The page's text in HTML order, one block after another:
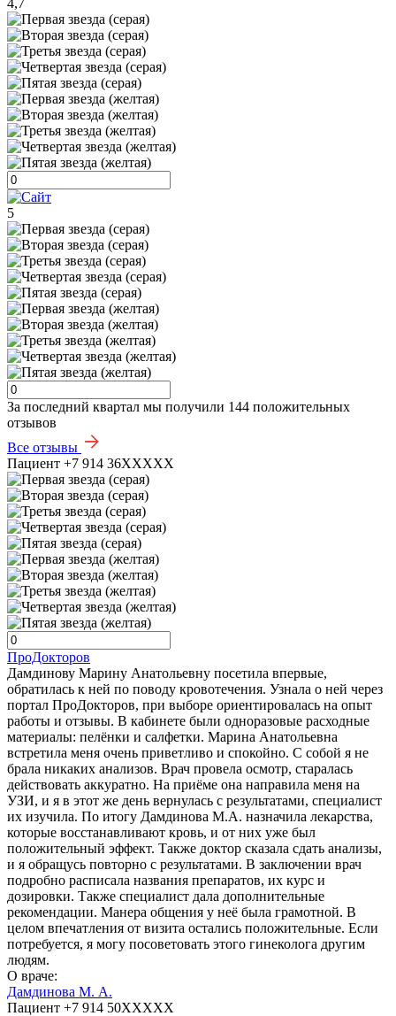
5
За последний квартал мы получили 144 положительных
отзывов
Все отзывы
Пациент +7 914 36XXXXX
ПроДокторов
Дамдинову Марину Анатольевну посетила впервые,
обратилась к ней по поводу кровотечения. Узнала о ней через
портал ПроДокторов, при выборе ориентировалась на опыт
работы и отзывы. В кабинете были одноразовые расходные
материалы: пелёнки и салфетки. Марина Анатольевна
встретила меня очень приветливо и спокойно. С собой я не
брала никаких анализов. Врач провела осмотр, старалась
действовать аккуратно. На приёме она направила меня на
УЗИ, и я в этот же день вернулась с результатами, специалист
их изучила. По итогу Дамдинова М.А. назначила лекарства,
которые восстанавливают кровь, и от них уже был
положительный эффект. Также доктор сказала сдать анализы,
и я обращусь повторно с результатами. В заключении врач
подробно расписала названия препаратов, их курс и
дозировки. Также специалист дала дополнительные
рекомендации. Манера общения у неё была грамотной. В
целом впечатления от визита остались положительные. Если
потребуется, я могу посоветовать этого гинеколога другим
людям.
О враче:
Дамдинова М. А.
Пациент +7 914 50XXXXX